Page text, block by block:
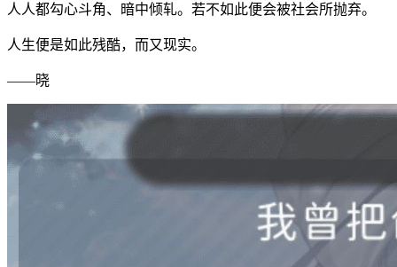
人人都勾心斗角、暗中倾轧。若不如此便会被社会所抛弃。
人生便是如此残酷，而又现实。
——晓